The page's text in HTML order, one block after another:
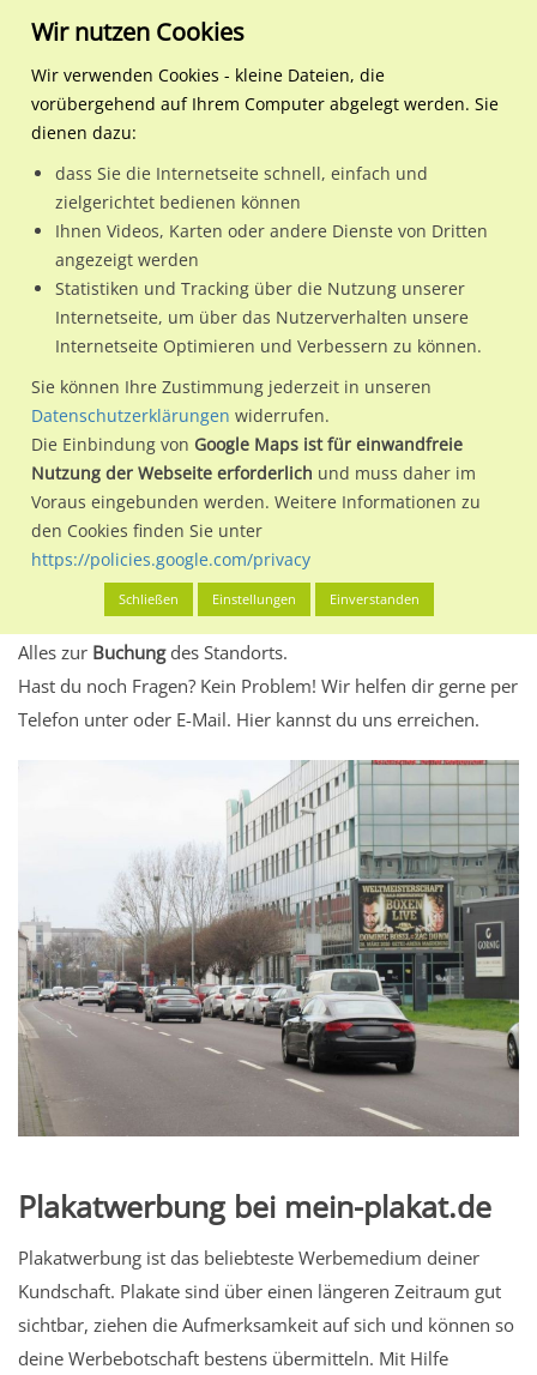
Regionale Plakatwerbung Sachsen-Anhalt
Magdeburg,
Am Fuchsberg schräg
39112 / Magdeburg, Landeshauptstadt / Leipziger Straße
Nutze günstige Werbemöglichkeiten am Standort Am
Fuchsberg schräg geg. 11/We.re. CSim Ortsteil Leipziger
Straße)in Magdeburg, Landeshauptstadt.
Wir erheben für jede unserer Werbeflächen individuelle und
aktuelleStandortinformationenundLeistungswerte. Damit
kannst du dich schon vor der Buchung im Detail über den
Standort, seine Reichweite und Werbewirkung sowie
eventuelle Beschränkungen in den zugelassenen
Werbeinhalten informieren.
Alles klar? Dann findest du direkt im unteren Teil dieser Seite
Alles zur Buchungdes Standorts.
Hast du noch Fragen? Kein Problem! Wir helfen dir gerne per
Telefon unter oder E-Mail. Hier kannst du uns erreichen.
Plakatwerbung bei mein-plakat.de
Plakatwerbung ist das beliebteste Werbemedium deiner
Kundschaft. Plakate sind über einen längeren Zeitraum gut
sichtbar, ziehen die Aufmerksamkeit auf sich und können so
deine Werbebotschaft bestens übermitteln. Mit Hilfe
Wir nutzen Cookies
Wir verwenden Cookies - kleine Dateien, die
vorübergehend auf Ihrem Computer abgelegt werden. Sie
dienen dazu:
dass Sie die Internetseite schnell, einfach und
zielgerichtet bedienen können
Ihnen Videos, Karten oder andere Dienste von Dritten
angezeigt werden
Statistiken und Tracking über die Nutzung unserer
Internetseite, um über das Nutzerverhalten unsere
Internetseite Optimieren und Verbessern zu können.
Sie können Ihre Zustimmung jederzeit in unseren
Datenschutzerklärungen widerrufen.
Die Einbindung von Google Maps ist für einwandfreie
Nutzung der Webseite erforderlich und muss daher im
Voraus eingebunden werden. Weitere Informationen zu
den Cookies finden Sie unter
https://policies.google.com/privacy
Schließen Einstellungen Einverstanden